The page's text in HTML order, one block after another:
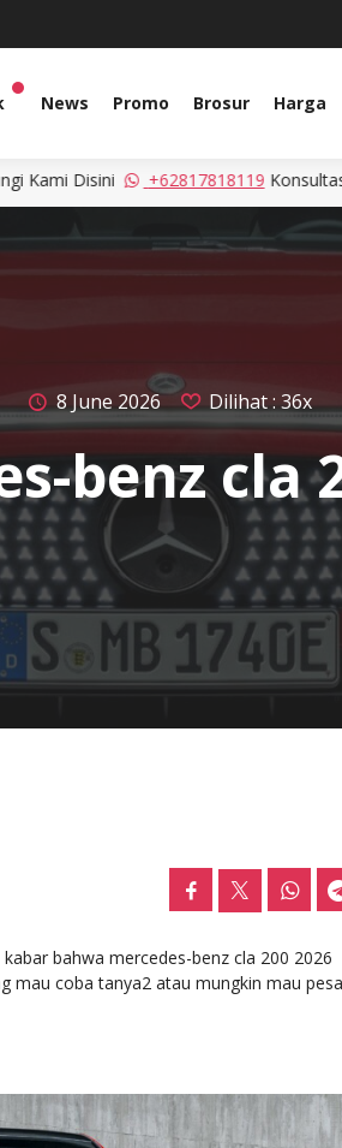
News Promo Brosur Harga
Konsultasikan kebutuhan anda
8 June 2026 Dilihat : 36x
benz cla
kabar bahwa mercedes-benz cla 200 2026
mau coba tanya2 atau mungkin mau